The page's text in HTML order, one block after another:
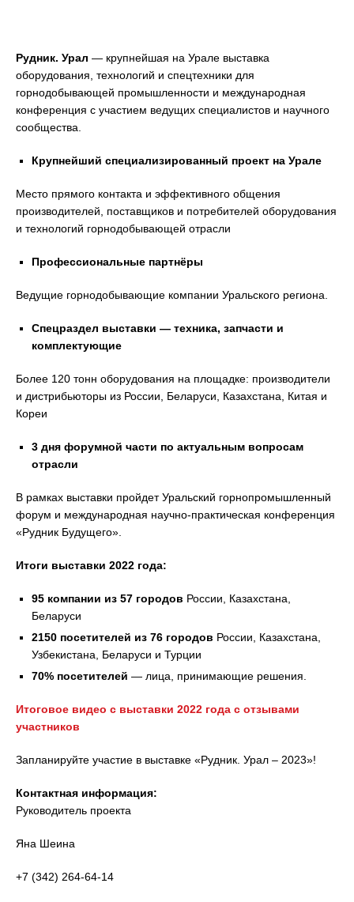
Рудник. Урал — крупнейшая на Урале выставка
оборудования, технологий и спецтехники для
горнодобывающей промышленности и международная
конференция с участием ведущих специалистов и научного
сообщества.
Крупнейший специализированный проект на Урале
Место прямого контакта и эффективного общения
производителей, поставщиков и потребителей оборудования
и технологий горнодобывающей отрасли
Профессиональные партнёры
Ведущие горнодобывающие компании Уральского региона.
Спецраздел выставки — техника, запчасти и
комплектующие
Более 120 тонн оборудования на площадке: производители
и дистрибьюторы из России, Беларуси, Казахстана, Китая и
Кореи
3 дня форумной части по актуальным вопросам
отрасли
В рамках выставки пройдет Уральский горнопромышленный
форум и международная научно-практическая конференция
«Рудник Будущего».
Итоги выставки 2022 года:
95 компании из 57 городов России, Казахстана,
Беларуси
2150 посетителей из 76 городов России, Казахстана,
Узбекистана, Беларуси и Турции
70% посетителей — лица, принимающие решения.
Итоговое видео с выставки 2022 года с отзывами
участников
Запланируйте участие в выставке «Рудник. Урал – 2023»!
Контактная информация:
Руководитель проекта
Яна Шеина
+7 (342) 264-64-14